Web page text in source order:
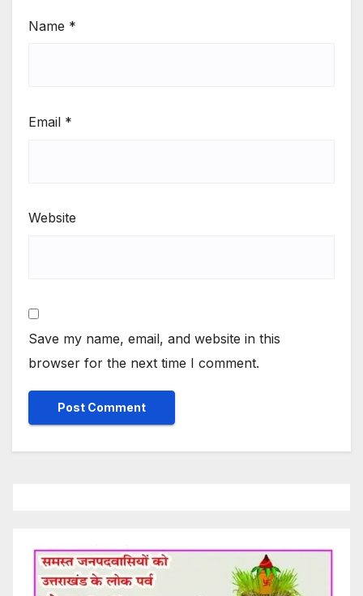
Name *
Email *
Website
Save my name, email, and website in this
browser for the next time I comment.